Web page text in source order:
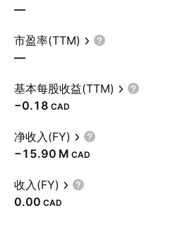
—
市盈率(TTM)
—
基本每股收益(TTM)
−0.18 CAD
净收入(FY)
‪−15.90 M‬ CAD
收入(FY)
0.00 CAD